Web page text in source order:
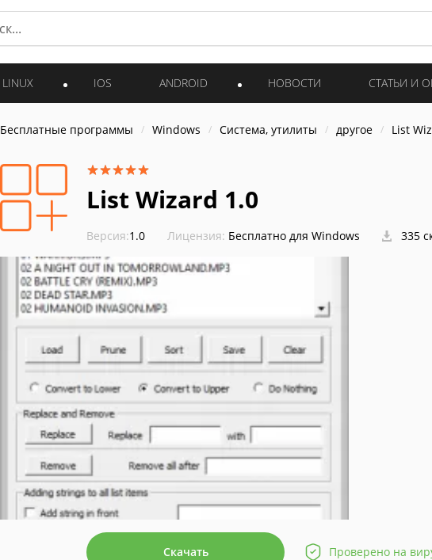
LINUX IOS ANDROID НОВОСТИ СТАТЬИ И
Бесплатные программы Windows Система, утилиты другое List
List Wizard 1.0
Версия:1.0 Лицензия: Бесплатно для Windows 335
Скачать Проверено на